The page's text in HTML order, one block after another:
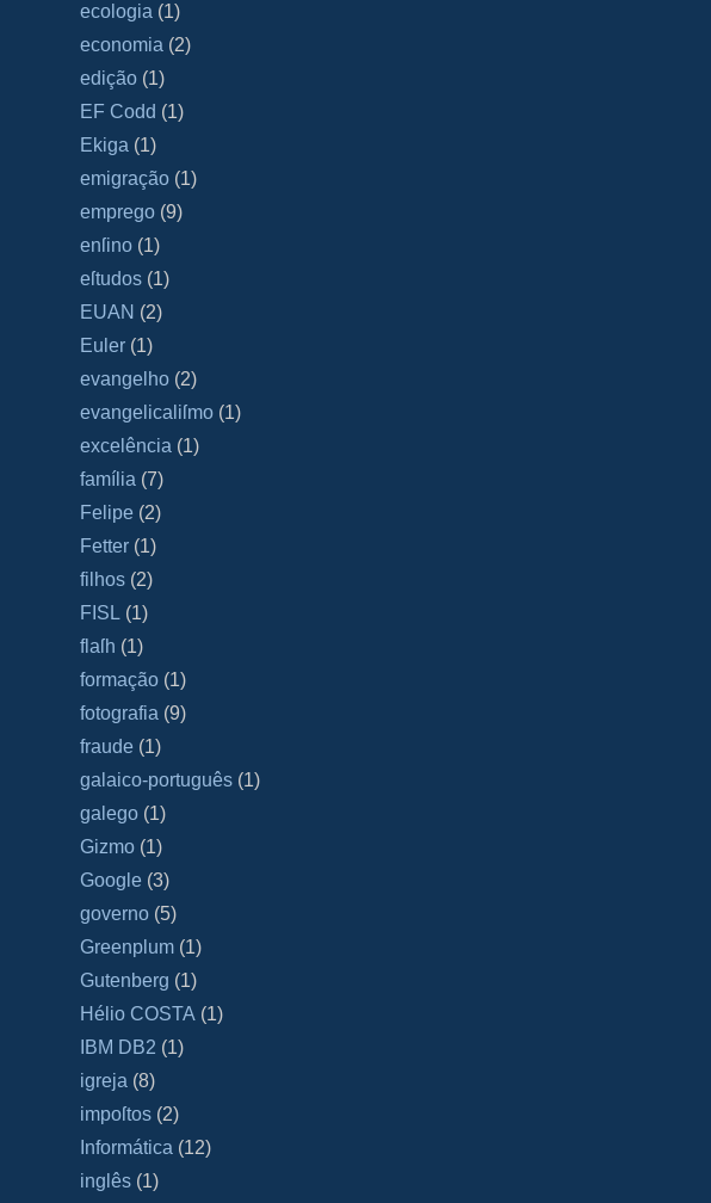
ecologia (1)
economia (2)
edição (1)
EF Codd (1)
Ekiga (1)
emigração (1)
emprego (9)
enſino (1)
eſtudos (1)
EUAN (2)
Euler (1)
evangelho (2)
evangelicaliſmo (1)
excelência (1)
família (7)
Felipe (2)
Fetter (1)
filhos (2)
FISL (1)
flaſh (1)
formação (1)
fotografia (9)
fraude (1)
galaico‐português (1)
galego (1)
Gizmo (1)
Google (3)
governo (5)
Greenplum (1)
Gutenberg (1)
Hélio COSTA (1)
IBM DB2 (1)
igreja (8)
impoſtos (2)
Informática (12)
inglês (1)